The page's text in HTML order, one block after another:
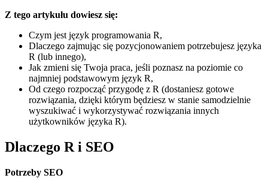
Z tego artykułu dowiesz się:
Czym jest język programowania R,
Dlaczego zajmując się pozycjonowaniem potrzebujesz języka
R (lub innego),
Jak zmieni się Twoja praca, jeśli poznasz na poziomie co
najmniej podstawowym język R,
Od czego rozpocząć przygodę z R (dostaniesz gotowe
rozwiązania, dzięki którym będziesz w stanie samodzielnie
wyszukiwać i wykorzystywać rozwiązania innych
użytkowników języka R).
Dlaczego R i SEO
Potrzeby SEO